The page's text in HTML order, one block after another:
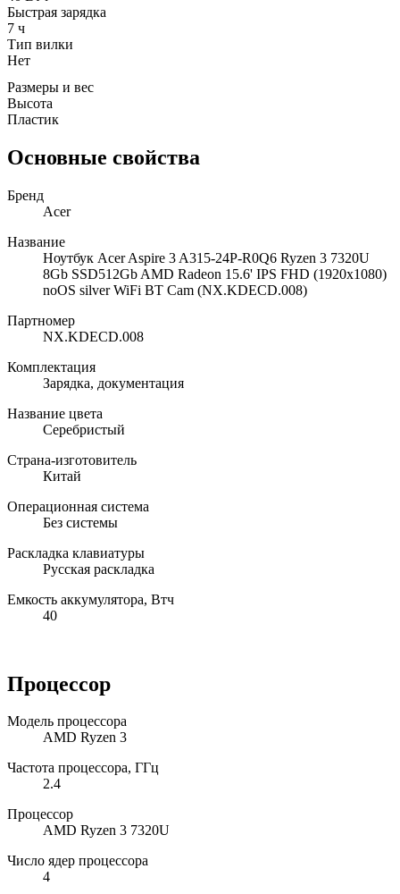
Быстрая зарядка
7 ч
Тип вилки
Нет
Размеры и вес
Высота
Пластик
Основные свойства
Бренд
Acer
Название
Ноутбук Acer Aspire 3 A315-24P-R0Q6 Ryzen 3 7320U
8Gb SSD512Gb AMD Radeon 15.6' IPS FHD (1920x1080)
noOS silver WiFi BT Cam (NX.KDECD.008)
Партномер
NX.KDECD.008
Комплектация
Зарядка, документация
Название цвета
Серебристый
Страна-изготовитель
Китай
Операционная система
Без системы
Раскладка клавиатуры
Русская раскладка
Емкость аккумулятора, Втч
40
Процессор
Модель процессора
AMD Ryzen 3
Частота процессора, ГГц
2.4
Процессор
AMD Ryzen 3 7320U
Число ядер процессора
4